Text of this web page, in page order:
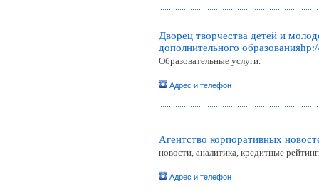
Дворец творчества детей и
дополнительного
Образовательные услуги.
Адрес и телефон
Агентство корпоративных
новости, аналитика, кредитные
Адрес и телефон